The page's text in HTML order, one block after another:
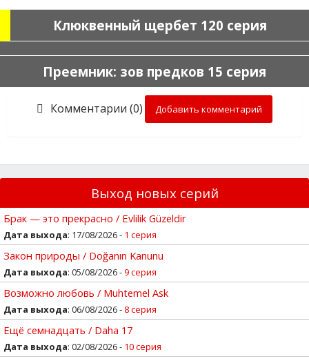
Клюквенный щербет 120 серия
Преемник: зов предков 15 серия
Комментарии (0) Добавить комментарий
Выход новых серий
Брак — это прекрасно / Evlilik Güzeldir
Дата выхода: 17/08/2026 - 1 серия
Закон природы / Doğanın Kanunu
Дата выхода: 05/08/2026 -9 серия
Возможно любовь / Muhtemel Ask
Дата выхода: 06/08/2026 - 8 серия
Ещё семнадцать / Daha 17
Дата выхода: 02/08/2026 - 10 серия